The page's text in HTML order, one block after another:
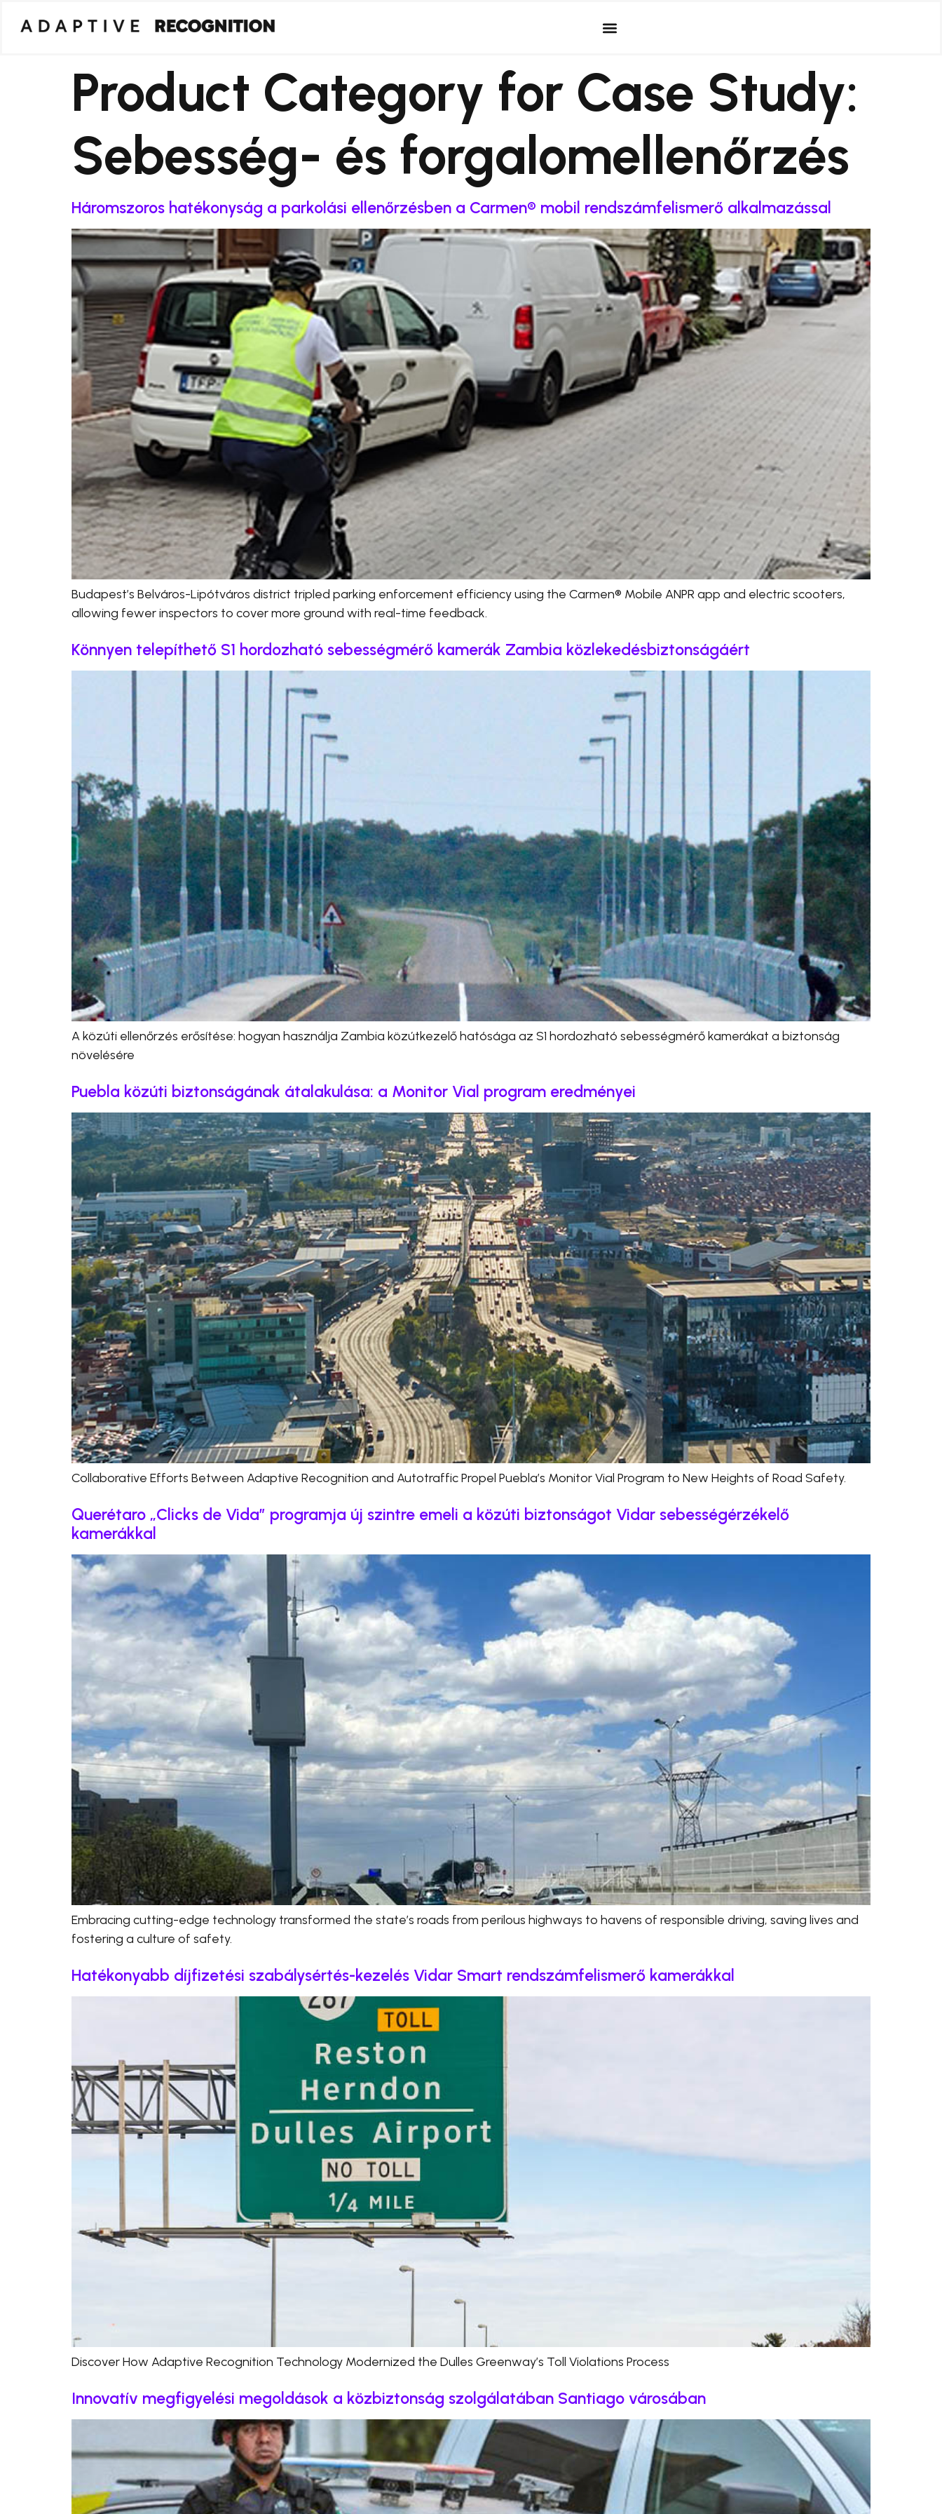
Product Category for Case Study:
Sebesség- és forgalomellenőrzés
Háromszoros hatékonyság a parkolási ellenőrzésben a Carmen® mobil rendszámfelismerő alkalmazással
Budapest’s Belváros-Lipótváros district tripled parking enforcement efficiency using the Carmen® Mobile ANPR app and electric scooters,
allowing fewer inspectors to cover more ground with real-time feedback.
Könnyen telepíthető S1 hordozható sebességmérő kamerák Zambia közlekedésbiztonságáért
A közúti ellenőrzés erősítése: hogyan használja Zambia közútkezelő hatósága az S1 hordozható sebességmérő kamerákat a biztonság
növelésére
Puebla közúti biztonságának átalakulása: a Monitor Vial program eredményei
Collaborative Efforts Between Adaptive Recognition and Autotraffic Propel Puebla’s Monitor Vial Program to New Heights of Road Safety.
Querétaro „Clicks de Vida” programja új szintre emeli a közúti biztonságot Vidar sebességérzékelő
kamerákkal
Embracing cutting-edge technology transformed the state’s roads from perilous highways to havens of responsible driving, saving lives and
fostering a culture of safety.
Hatékonyabb díjfizetési szabálysértés-kezelés Vidar Smart rendszámfelismerő kamerákkal
Discover How Adaptive Recognition Technology Modernized the Dulles Greenway’s Toll Violations Process
Innovatív megfigyelési megoldások a közbiztonság szolgálatában Santiago városában